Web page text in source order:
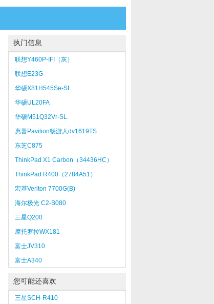
执门信息
联想Y460P-IFI（灰）
联想E23G
华硕X81H545Se-SL
华硕UL20FA
华硕M51Q32Vr-SL
惠普Pavilion畅游人dv1619TS
(EX052PA)
东芝C875
ThinkPad X1 Carbon（34436HC）
ThinkPad R400（2784A51）
宏基Veriton 7700G(B)
海尔极光 C2-B080
三星Q200
摩托罗拉WX181
富士JV310
富士A340
您可能还喜欢
三星SCH-R410